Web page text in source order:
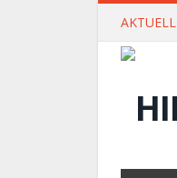
AKTUELL